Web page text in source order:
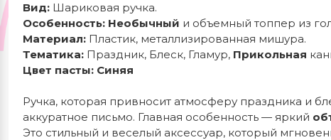
Вид: Шариковая ручка.
Особенность: Необычный и объемный топпер из
Материал: Пластик, металлизированная мишура.
Тематика: Праздник, Блеск, Гламур, Прикольная
Цвет пасты: Синяя
Ручка, которая привносит атмосферу праздника и
аккуратное письмо. Главная особенность — яркий
Это стильный и веселый аксессуар, который